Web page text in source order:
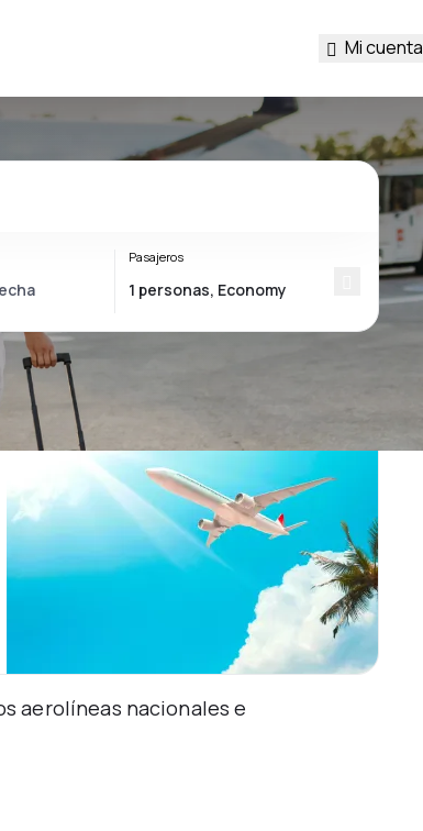
Mi cuenta
Pasajeros
aerolíneas nacionales e